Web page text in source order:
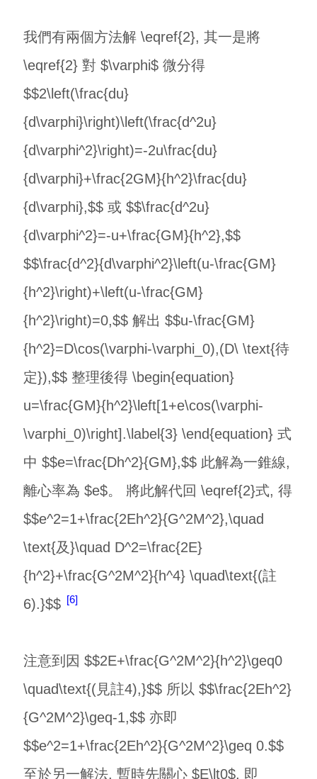
我們有兩個方法解 \eqref{2}, 其一是將
\eqref{2} 對 $\varphi$ 微分得
$$2\left(\frac{du}
{d\varphi}\right)\left(\frac{d^2u}
{d\varphi^2}\right)=-2u\frac{du}
{d\varphi}+\frac{2GM}{h^2}\frac{du}
{d\varphi},$$ 或 $$\frac{d^2u}
{d\varphi^2}=-u+\frac{GM}{h^2},$$
$$\frac{d^2}{d\varphi^2}\left(u-\frac{GM}
{h^2}\right)+\left(u-\frac{GM}
{h^2}\right)=0,$$ 解出 $$u-\frac{GM}
{h^2}=D\cos(\varphi-\varphi_0),(D\ \text{待
定}),$$ 整理後得 \begin{equation}
u=\frac{GM}{h^2}\left[1+e\cos(\varphi-
\varphi_0)\right].\label{3} \end{equation} 式
中 $$e=\frac{Dh^2}{GM},$$ 此解為一錐線,
離心率為 $e$。 將此解代回 \eqref{2}式, 得
$$e^2=1+\frac{2Eh^2}{G^2M^2},\quad
\text{及}\quad D^2=\frac{2E}
{h^2}+\frac{G^2M^2}{h^4} \quad\text{(註
6).}$$
6
注意到因 $$2E+\frac{G^2M^2}{h^2}\geq0
\quad\text{(見註4),}$$ 所以 $$\frac{2Eh^2}
{G^2M^2}\geq-1,$$ 亦即
$$e^2=1+\frac{2Eh^2}{G^2M^2}\geq 0.$$
至於另一解法, 暫時先關心 $E\lt0$, 即